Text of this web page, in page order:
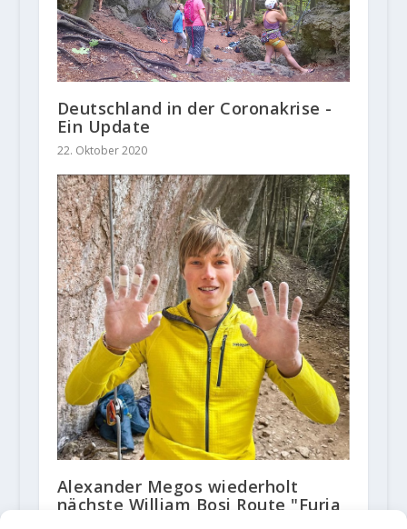
Deutschland in der Coronakrise -
Ein Update
22. Oktober 2020
Alexander Megos wiederholt
nächste William Bosi Route "Furia